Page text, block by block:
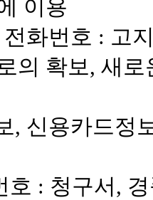
이용
화번호 : 고
의 확보, 새
, 신용카드정
: 청구서,